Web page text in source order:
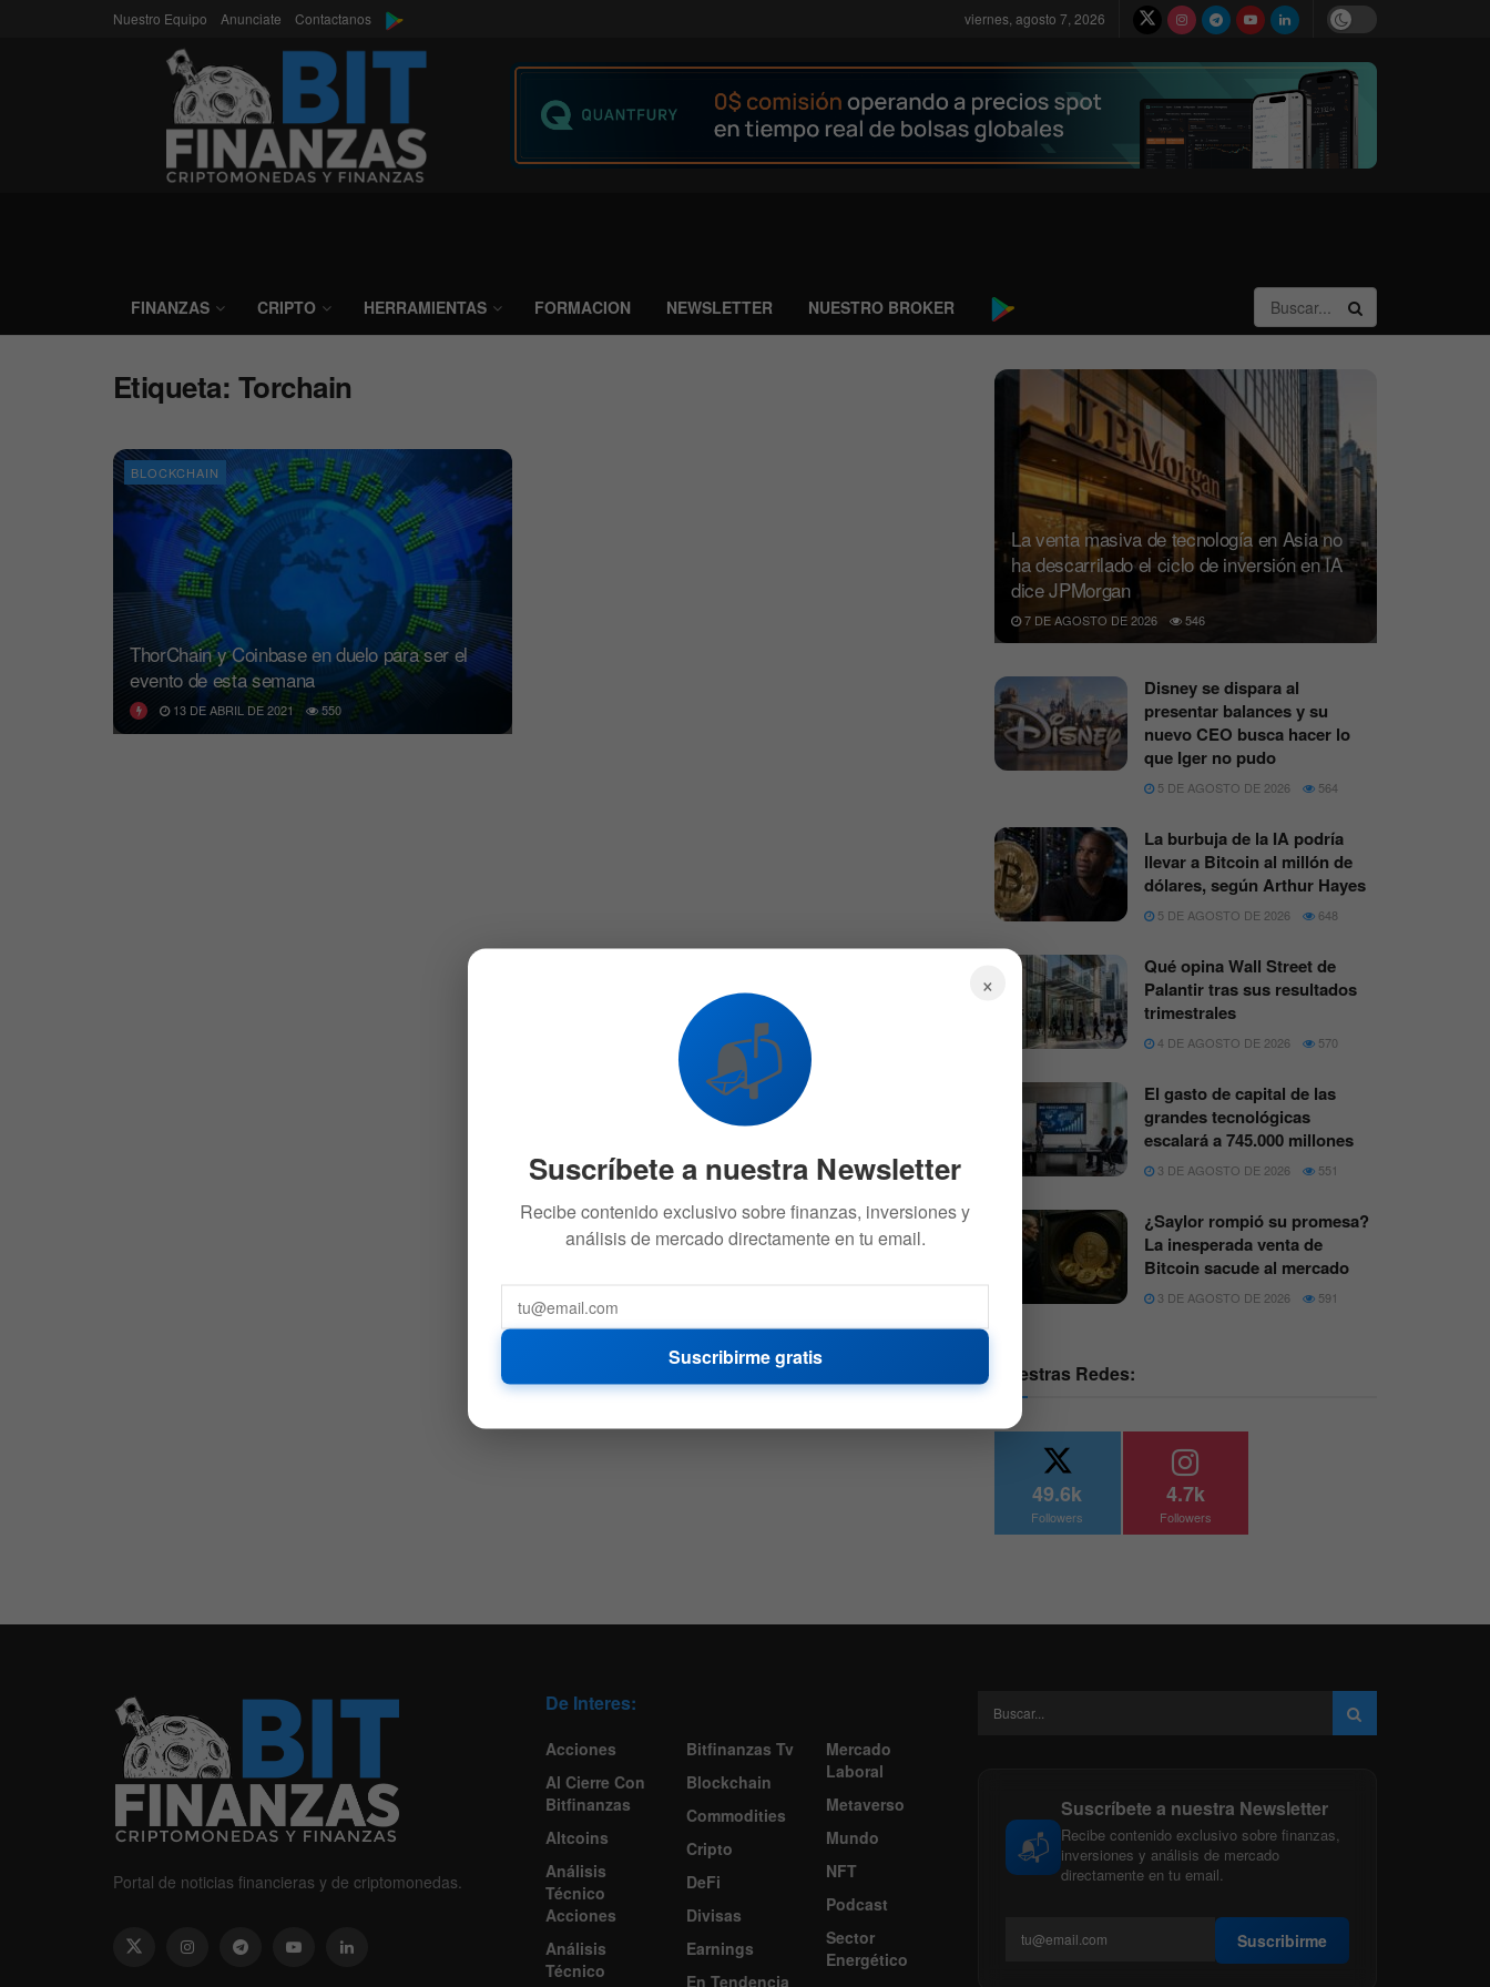
Nuestro Equipo Anunciate Contactanos viernes, agosto 7, 2026
FINANZAS CRIPTO HERRAMIENTAS FORMACION NEWSLETTER NUESTRO BROKER
Etiqueta: Torchain
BLOCKCHAIN
ThorChain y Coinbase en duelo para ser el
evento de esta semana
13 DE ABRIL DE 2021 550
La venta masiva de tecnología en Asia no
ha descarrilado el ciclo de inversión en IA
dice JPMorgan
7 DE AGOSTO DE 2026 546
Disney se dispara al
presentar balances y su
nuevo CEO busca hacer lo
que Iger no pudo
5 DE AGOSTO DE 2026 564
La burbuja de la IA podría
llevar a Bitcoin al millón de
dólares, según Arthur Hayes
5 DE AGOSTO DE 2026 648
Qué opina Wall Street de
Palantir tras sus resultados
trimestrales
4 DE AGOSTO DE 2026 570
El gasto de capital de las
grandes tecnológicas
escalará a 745.000 millones
3 DE AGOSTO DE 2026 551
¿Saylor rompió su promesa?
La inesperada venta de
Bitcoin sacude al mercado
3 DE AGOSTO DE 2026 591
Nuestras Redes:
49.6k
Followers
4.7k
Followers
Portal de noticias financieras y de criptomonedas.
De Interes:
Acciones
Al Cierre Con
Bitfinanzas
Altcoins
Análisis
Técnico
Acciones
Análisis
Técnico
Bitfinanzas Tv
Blockchain
Commodities
Cripto
DeFi
Divisas
Earnings
En Tendencia
Mercado
Laboral
Metaverso
Mundo
NFT
Podcast
Sector
Energético
📬
Suscríbete a nuestra Newsletter
Recibe contenido exclusivo sobre finanzas,
inversiones y análisis de mercado
directamente en tu email.
Suscribirme
×
📬
Suscríbete a nuestra Newsletter
Recibe contenido exclusivo sobre finanzas, inversiones y
análisis de mercado directamente en tu email.
Suscribirme gratis